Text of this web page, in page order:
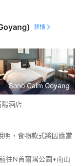
Sono Calm Goyang
酒店
明，食物款式將因應當
往N首爾塔公園+南山